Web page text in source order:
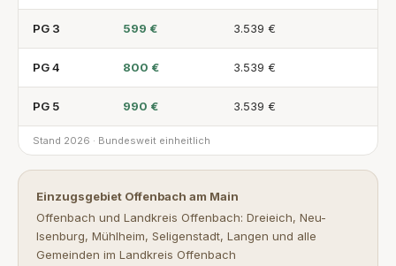
PG 3 599 € 3.539 €
PG 4 800 € 3.539 €
PG 5 990 € 3.539 €
Stand 2026 · Bundesweit einheitlich
Einzugsgebiet Offenbach am Main
Offenbach und Landkreis Offenbach: Dreieich, Neu-
Isenburg, Mühlheim, Seligenstadt, Langen und alle
Gemeinden im Landkreis Offenbach